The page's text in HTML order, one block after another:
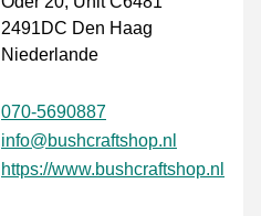
2491DC Den Haag
Niederlande
070-5690887
info@bushcraftshop.nl
https://www.bushcraftshop.nl